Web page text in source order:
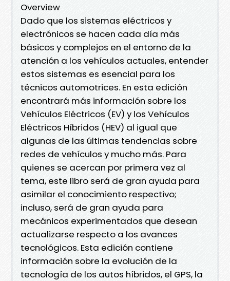
Overview
Dado que los sistemas eléctricos y
electrónicos se hacen cada día más
básicos y complejos en el entorno de la
atención a los vehículos actuales, entender
estos sistemas es esencial para los
técnicos automotrices. En esta edición
encontrará más información sobre los
Vehículos Eléctricos (EV) y los Vehículos
Eléctricos Híbridos (HEV) al igual que
algunas de las últimas tendencias sobre
redes de vehículos y mucho más. Para
quienes se acercan por primera vez al
tema, este libro será de gran ayuda para
asimilar el conocimiento respectivo;
incluso, será de gran ayuda para
mecánicos experimentados que desean
actualizarse respecto a los avances
tecnológicos. Esta edición contiene
información sobre la evolución de la
tecnología de los autos híbridos, el GPS, la